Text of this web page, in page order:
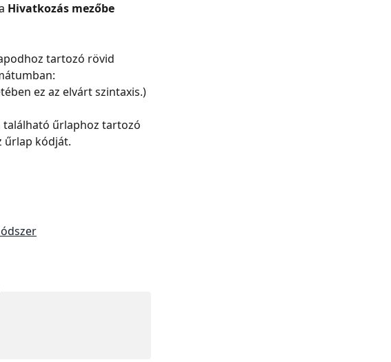
Hivatkozás mezőbe
tartozó rövid
ez az elvárt szintaxis.)
található űrlaphoz tartozó
űrlap kódját.